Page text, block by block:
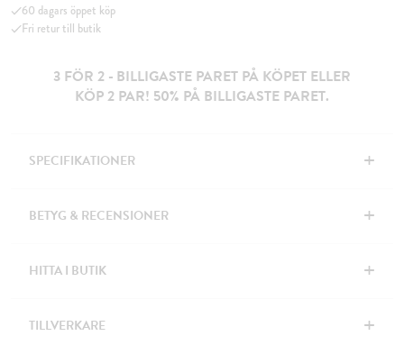
60 dagars öppet köp
Fri retur till butik
3 FÖR 2 - BILLIGASTE PARET PÅ KÖPET ELLER
KÖP 2 PAR! 50% PÅ BILLIGASTE PARET.
SPECIFIKATIONER +
BETYG & RECENSIONER +
HITTA I BUTIK +
TILLVERKARE +